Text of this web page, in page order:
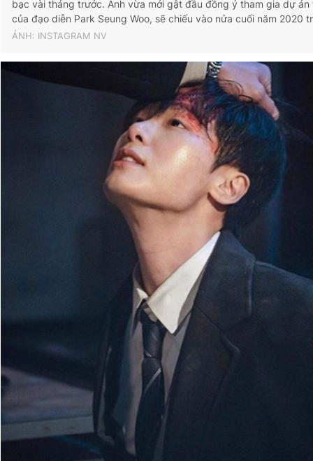
bạc vài tháng trước. Anh vừa mới gật đầu đồng ý tham gia dự
của đạo diễn Park Seung Woo, sẽ chiếu vào nửa cuối năm 2020
ẢNH: INSTAGRAM NV